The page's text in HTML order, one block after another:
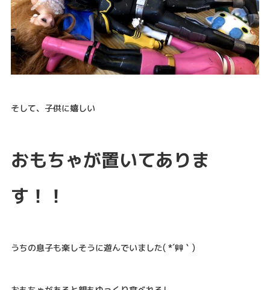
そして、子供に嬉しい
おもちゃが置いてありま
す！！
うちの息子も楽しそうに遊んでいました( *´艸｀)